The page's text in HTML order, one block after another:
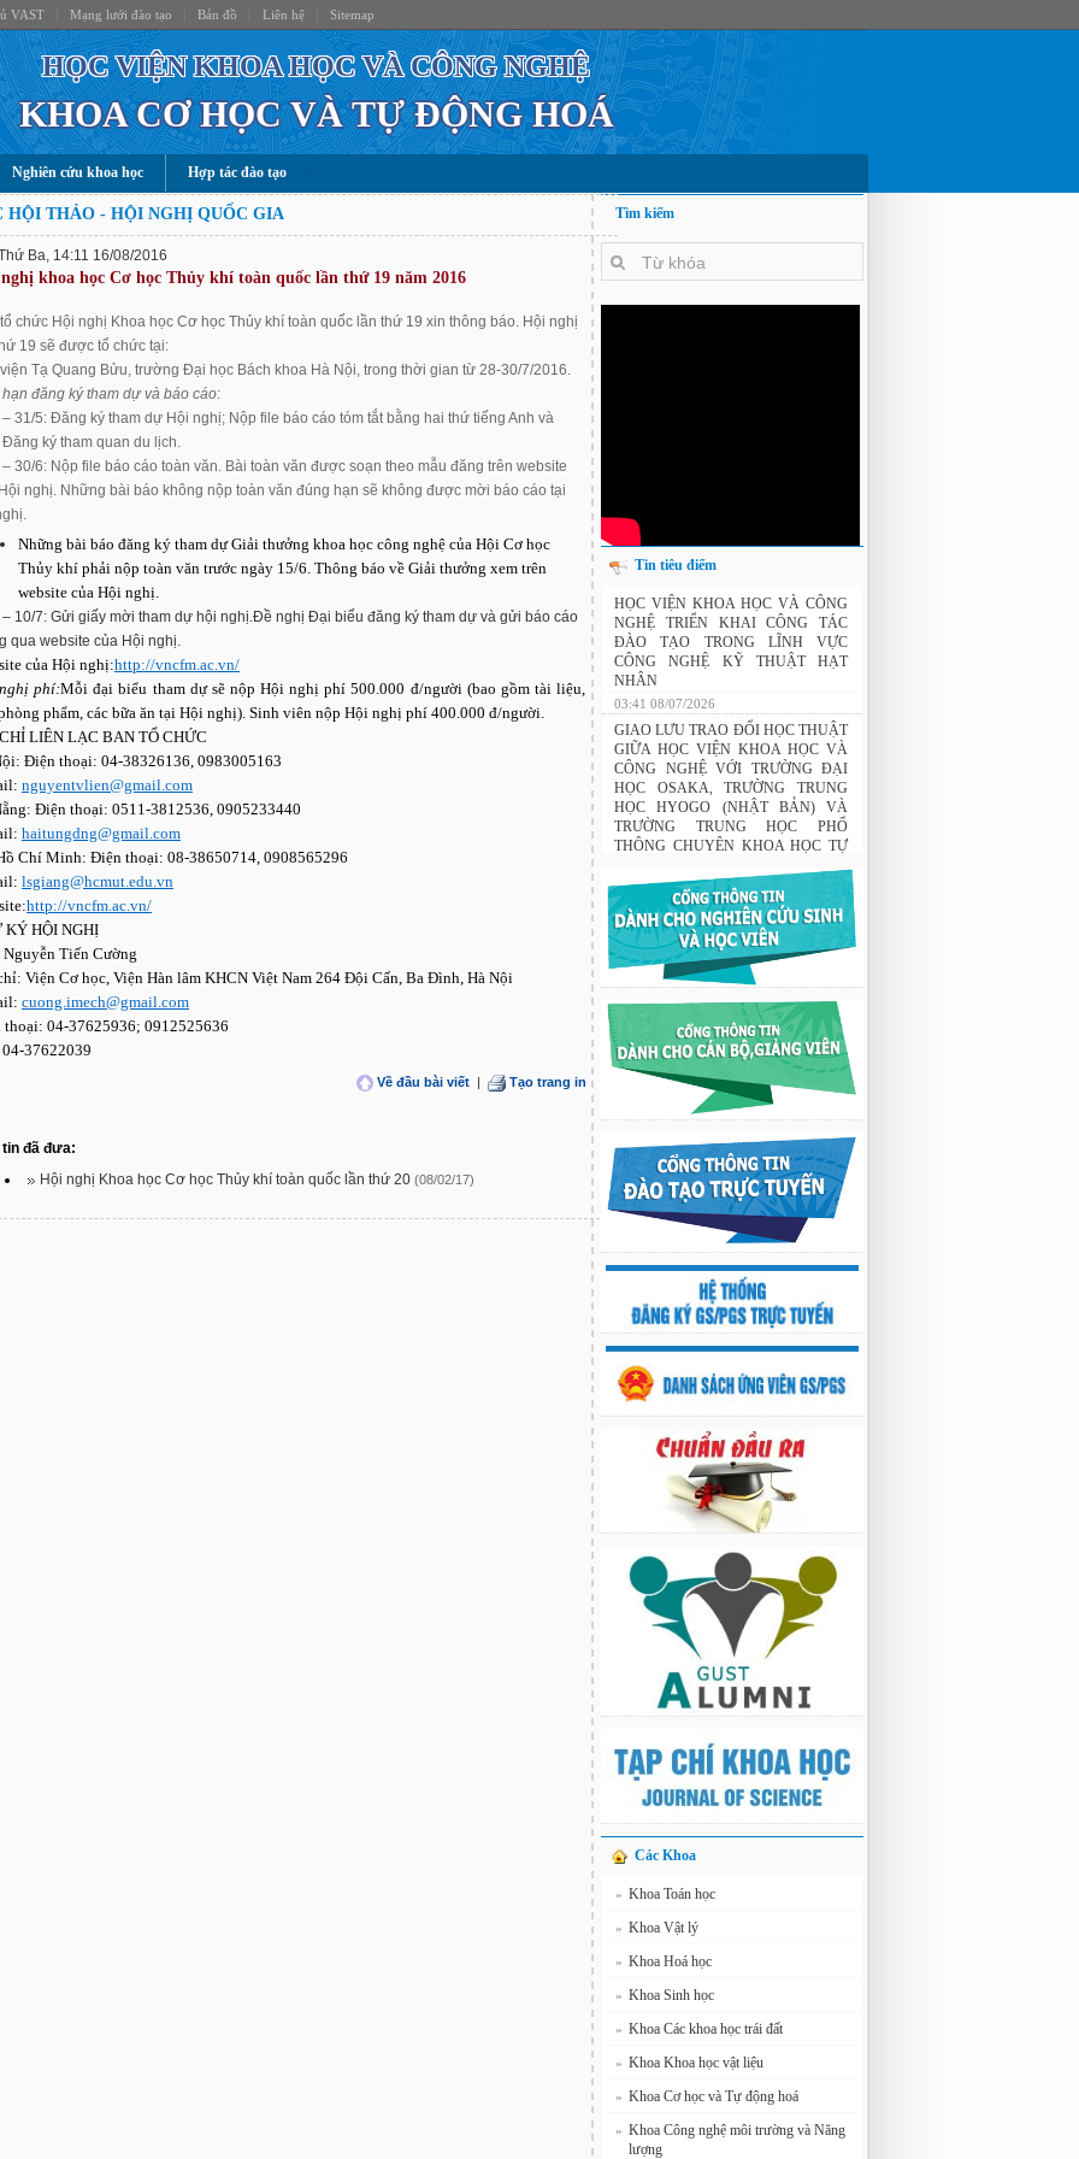
VAST| Mạng lưới đào tạo Bản đồ Liên hệ| Sitemap
HỌC VIỆN KHOA HỌC VÀ CÔNG NGHỆ
KHOA CƠ HỌC VÀ TỰ ĐỘNG HOÁ
Nghiên cứu khoa học Hợp tác đào tạo
HỘI THẢO - HỘI NGHỊ QUỐC GIA
Ba, 14:11 16/08/2016
khoa học Cơ học Thủy khí toàn quốc lần thứ 19 năm 2016
chức Hội nghị Khoa học Cơ học Thủy khí toàn quốc lần thứ 19 xin thông báo. Hội nghị
19 sẽ được tổ chức tại:
Tạ Quang Bửu, trường Đại học Bách khoa Hà Nội, trong thời gian từ 28-30/7/2016.
đăng ký tham dự và báo cáo:
31/5: Đăng ký tham dự Hội nghị; Nộp file báo cáo tóm tắt bằng hai thứ tiếng Anh và
Đăng ký tham quan du lịch.
30/6: Nộp file báo cáo toàn văn. Bài toàn văn được soạn theo mẫu đăng trên website
nghị. Những bài báo không nộp toàn văn đúng hạn sẽ không được mời báo cáo tại
Những bài báo đăng ký tham dự Giải thưởng khoa học công nghệ của Hội Cơ học
Thủy khí phải nộp toàn văn trước ngày 15/6. Thông báo về Giải thưởng xem trên
website của Hội nghị.
– 10/7: Gửi giấy mời tham dự hội nghị.Đề nghị Đại biểu đăng ký tham dự và gửi báo cáo
qua website của Hội nghị.
của Hội nghị:http://vncfm.ac.vn/
phí:Mỗi đại biểu tham dự sẽ nộp Hội nghị phí 500.000 đ/người (bao gồm tài liệu,
phẩm, các bữa ăn tại Hội nghị). Sinh viên nộp Hội nghị phí 400.000 đ/người.
LIÊN LẠC BAN TỔ CHỨC
Điện thoại: 04-38326136, 0983005163
nguyentvlien@gmail.com
Điện thoại: 0511-3812536, 0905233440
haitungdng@gmail.com
Chí Minh: Điện thoại: 08-38650714, 0908565296
lsgiang@hcmut.edu.vn
http://vncfm.ac.vn/
KÝ HỘI NGHỊ
Nguyễn Tiến Cường
Viện Cơ học, Viện Hàn lâm KHCN Việt Nam 264 Đội Cấn, Ba Đình, Hà Nội
cuong.imech@gmail.com
04-37625936; 0912525636
37622039
Về đầu bài viết | Tạo trang in
đã đưa:
Hội nghị Khoa học Cơ học Thủy khí toàn quốc lần thứ 20 (08/02/17)
Tìm kiếm
Tin tiêu điểm
HỌC VIỆN KHOA HỌC VÀ CÔNG
NGHỆ TRIỂN KHAI CÔNG TÁC
ĐÀO TẠO TRONG LĨNH VỰC
CÔNG NGHỆ KỸ THUẬT HẠT
NHÂN
03:41 08/07/2026
GIAO LƯU TRAO ĐỔI HỌC THUẬT
GIỮA HỌC VIỆN KHOA HỌC VÀ
CÔNG NGHỆ VỚI TRƯỜNG ĐẠI
HỌC OSAKA, TRƯỜNG TRUNG
HỌC HYOGO (NHẬT BẢN) VÀ
TRƯỜNG TRUNG HỌC PHỔ
THÔNG CHUYÊN KHOA HỌC TỰ
02:22 23/07/2026
THÔNG BÁO: Về việc đăng ký tham
gia lớp bồi dưỡng nghiệp vụ sư phạm
cho giảng viên.
03:12 29/07/2026
Nghiên cứu chế tạo hệ thống xác định
hướng vật thể độ chính xác cao dựa trên
từ kế và vật liệu biến hóa
9:33 sáng thứ hai, 03/08/2026
Nghiên cứu chế tạo hệ thống xác định
hướng vật thể độ chính xác cao dựa trên
9:33 sáng thứ hai, 03/08/2026
Các Khoa
» Khoa Toán học
» Khoa Vật lý
» Khoa Hoá học
» Khoa Sinh học
» Khoa Các khoa học trái đất
» Khoa Khoa học vật liệu
» Khoa Cơ học và Tự động hoá
» Khoa Công nghệ môi trường và Năng
lượng